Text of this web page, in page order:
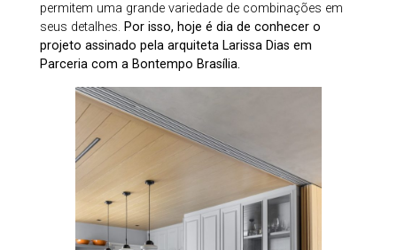
permitem uma grande variedade de combinações em
seus detalhes. Por isso, hoje é dia de conhecer o
projeto assinado pela arquiteta Larissa Dias em
Parceria com a Bontempo Brasília.